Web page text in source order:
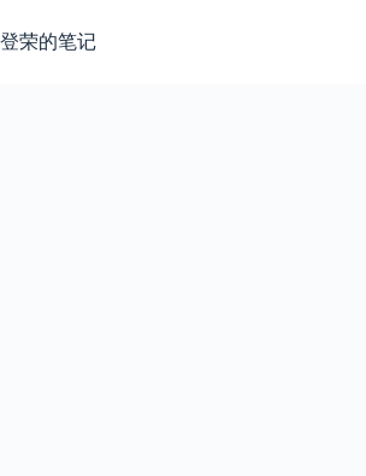
过
登荣的笔记